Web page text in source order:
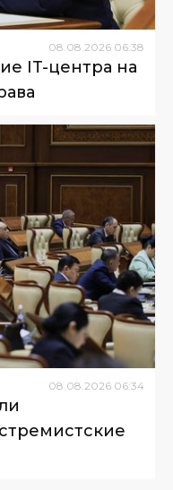
08 08 2026 06:38
IT-центра на
08.08.2026 06:34